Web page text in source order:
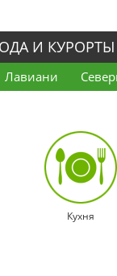
И
Лавиани
Кухня